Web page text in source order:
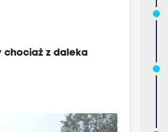
chociaż z daleka